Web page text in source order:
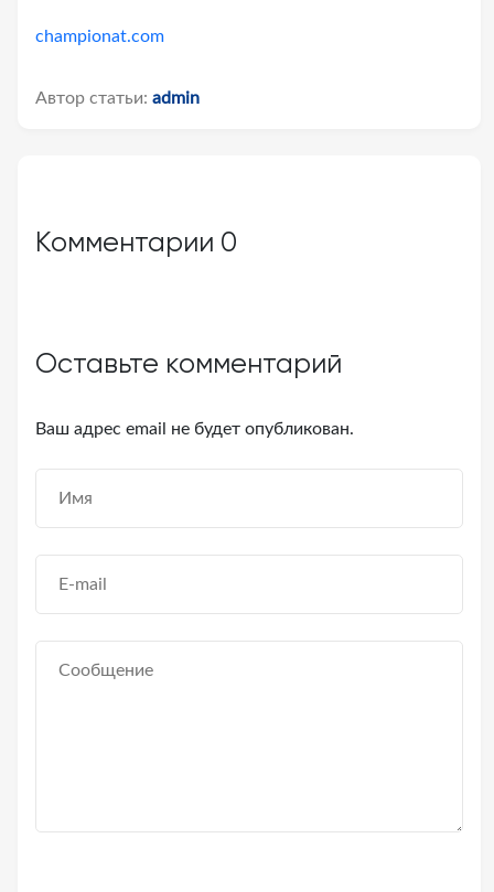
championat.com
Автор статьи: admin
Комментарии 0
Оставьте комментарий
Ваш адрес email не будет опубликован.